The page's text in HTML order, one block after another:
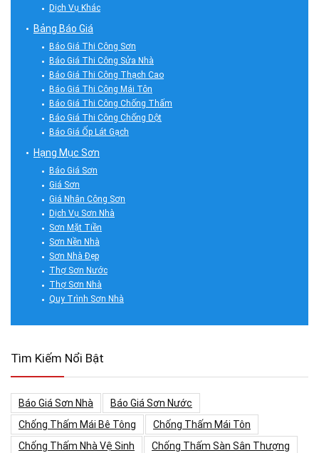
Dịch Vụ Khác
Bảng Báo Giá
Báo Giá Thi Công Sơn
Báo Giá Thi Công Sửa Nhà
Báo Giá Thi Công Thạch Cao
Báo Giá Thi Công Mái Tôn
Báo Giá Thi Công Chống Thấm
Báo Giá Thi Công Chống Dột
Báo Giá Ốp Lát Gạch
Hạng Mục Sơn
Báo Giá Sơn
Giá Sơn
Giá Nhân Công Sơn
Dịch Vụ Sơn Nhà
Sơn Mặt Tiền
Sơn Nền Nhà
Sơn Nhà Đẹp
Thợ Sơn Nước
Thợ Sơn Nhà
Quy Trình Sơn Nhà
Tìm Kiếm Nổi Bật
Báo Giá Sơn Nhà
Báo Giá Sơn Nước
Chống Thấm Mái Bê Tông
Chống Thấm Mái Tôn
Chống Thấm Nhà Vệ Sinh
Chống Thấm Sàn Sân Thượng